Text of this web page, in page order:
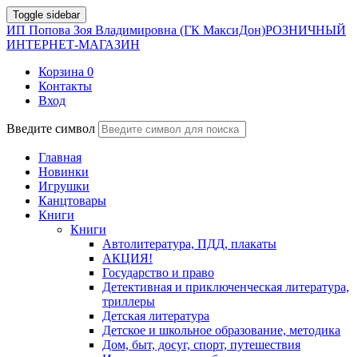
Toggle sidebar
ИП Попова Зоя Владимировна (ГК МаксиДон)РОЗНИЧНЫЙ
ИНТЕРНЕТ-МАГАЗИН
Корзина 0
Контакты
Вход
Введите символ
Главная
Новинки
Игрушки
Канцтовары
Книги
Книги
Автолитература, ПДД, плакаты
АКЦИЯ!
Государство и право
Детективная и приключенческая литература,
триллеры
Детская литература
Детское и школьное образование, методика
Дом, быт, досуг, спорт, путешествия